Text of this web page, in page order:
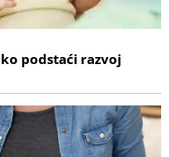
podstaći razvoj